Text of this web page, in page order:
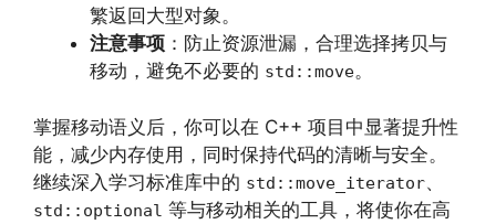
繁返回大型对象。
注意事项 ：防止资源泄漏，合理选择拷贝与
移动，避免不必要的 std::move。
掌握移动语义后，你可以在 C++ 项目中显著提升性
能，减少内存使用，同时保持代码的清晰与安全。
继续深入学习标准库中的 std::move_iterator、
std::optional 等与移动相关的工具，将使你在高